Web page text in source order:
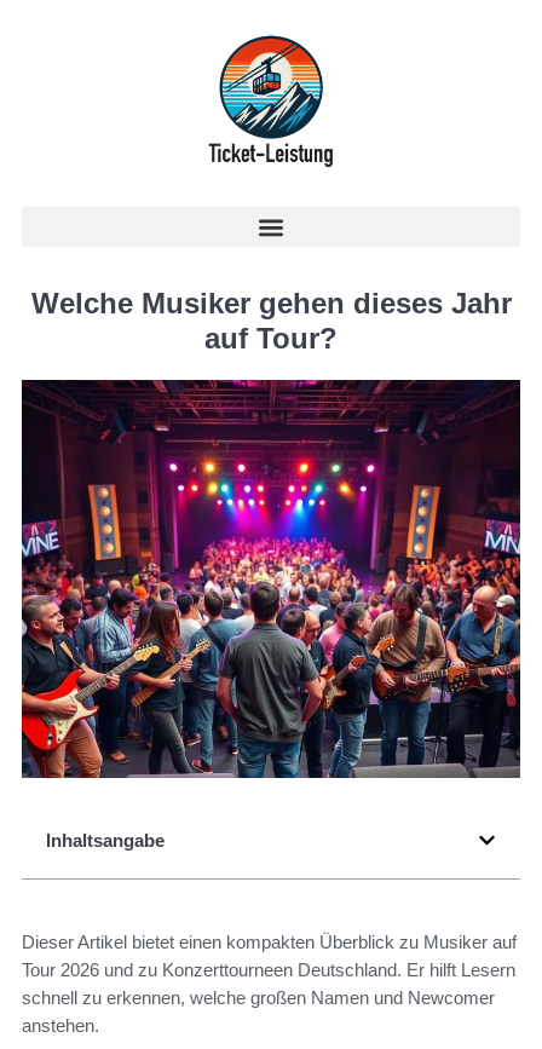
Welche Musiker gehen dieses Jahr
auf Tour?
Inhaltsangabe
Dieser Artikel bietet einen kompakten Überblick zu Musiker auf
Tour 2026 und zu Konzerttourneen Deutschland. Er hilft Lesern
schnell zu erkennen, welche großen Namen und Newcomer
anstehen.